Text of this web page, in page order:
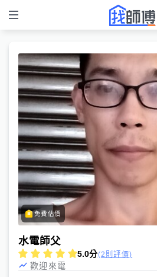
免費估價
水電師父
5.0分(2則評價)
歡迎來電